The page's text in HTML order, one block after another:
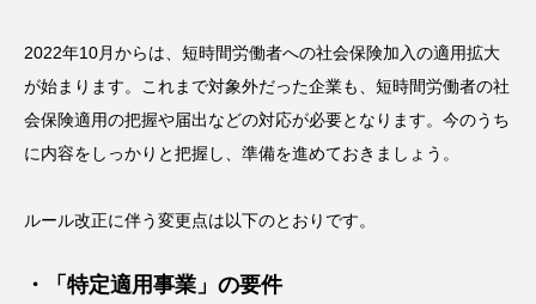
2022年10月からは、短時間労働者への社会保険加入の適用拡大
が始まります。これまで対象外だった企業も、短時間労働者の社
会保険適用の把握や届出などの対応が必要となります。今のうち
に内容をしっかりと把握し、準備を進めておきましょう。
ルール改正に伴う変更点は以下のとおりです。
・「特定適用事業」の要件